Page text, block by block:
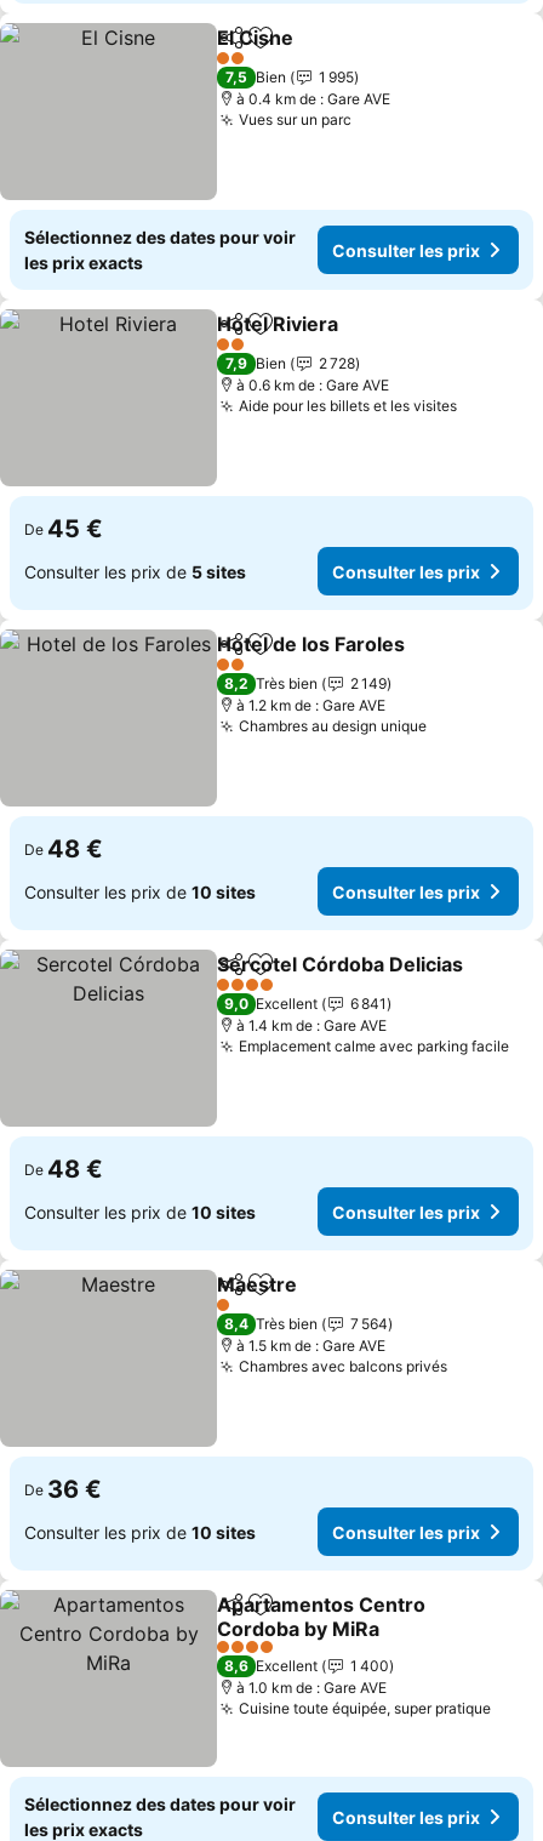
PartagerAjouter à mes favoris
El Cisne
2 Étoiles
7,5 Bien
1 995
à 0.4 km de : Gare AVE
Vues sur un parc
Sélectionnez des dates pour voir
les prix exacts
Consulter les prix
PartagerAjouter à mes favoris
Hotel Riviera
2 Étoiles
7,9 Bien
2 728
à 0.6 km de : Gare AVE
Aide pour les billets et les visites
De 45 €
Consulter les prix de 5 sites Consulter les prix
PartagerAjouter à mes favoris
Hotel de los Faroles
2 Étoiles
8,2 Très bien
2 149
à 1.2 km de : Gare AVE
Chambres au design unique
De 48 €
Consulter les prix de 10 sites Consulter les prix
PartagerAjouter à mes favoris
Sercotel Córdoba Delicias
4 Étoiles
9,0 Excellent
6 841
à 1.4 km de : Gare AVE
Emplacement calme avec parking facile
De 48 €
Consulter les prix de 10 sites Consulter les prix
PartagerAjouter à mes favoris
Maestre
1 Étoiles
8,4 Très bien
7 564
à 1.5 km de : Gare AVE
Chambres avec balcons privés
De 36 €
Consulter les prix de 10 sites Consulter les prix
PartagerAjouter à mes favoris
Apartamentos Centro
Cordoba by MiRa
4 Étoiles
8,6 Excellent
1 400
à 1.0 km de : Gare AVE
Cuisine toute équipée, super pratique
Sélectionnez des dates pour voir
les prix exacts
Consulter les prix